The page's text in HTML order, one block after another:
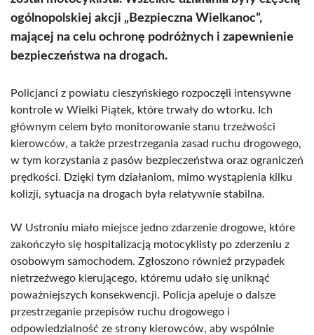
ogólnopolskiej akcji „Bezpieczna Wielkanoc”,
mającej na celu ochronę podróżnych i zapewnienie
bezpieczeństwa na drogach.
Policjanci z powiatu cieszyńskiego rozpoczęli intensywne
kontrole w Wielki Piątek, które trwały do wtorku. Ich
głównym celem było monitorowanie stanu trzeźwości
kierowców, a także przestrzegania zasad ruchu drogowego,
w tym korzystania z pasów bezpieczeństwa oraz ograniczeń
prędkości. Dzięki tym działaniom, mimo wystąpienia kilku
kolizji, sytuacja na drogach była relatywnie stabilna.
W Ustroniu miało miejsce jedno zdarzenie drogowe, które
zakończyło się hospitalizacją motocyklisty po zderzeniu z
osobowym samochodem. Zgłoszono również przypadek
nietrzeźwego kierującego, któremu udało się uniknąć
poważniejszych konsekwencji. Policja apeluje o dalsze
przestrzeganie przepisów ruchu drogowego i
odpowiedzialność ze strony kierowców, aby wspólnie